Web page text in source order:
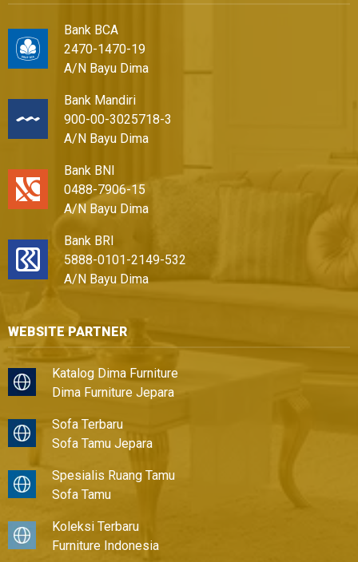
Bank BCA
2470-1470-19
A/N Bayu Dima
Bank Mandiri
900-00-3025718-3
A/N Bayu Dima
Bank BNI
0488-7906-15
A/N Bayu Dima
Bank BRI
5888-0101-2149-532
A/N Bayu Dima
WEBSITE PARTNER
Katalog Dima Furniture
Dima Furniture Jepara
Sofa Terbaru
Sofa Tamu Jepara
Spesialis Ruang Tamu
Sofa Tamu
Koleksi Terbaru
Furniture Indonesia